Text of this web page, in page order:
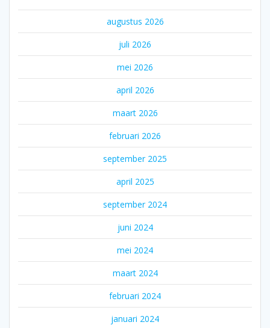
augustus 2026
juli 2026
mei 2026
april 2026
maart 2026
februari 2026
september 2025
april 2025
september 2024
juni 2024
mei 2024
maart 2024
februari 2024
januari 2024